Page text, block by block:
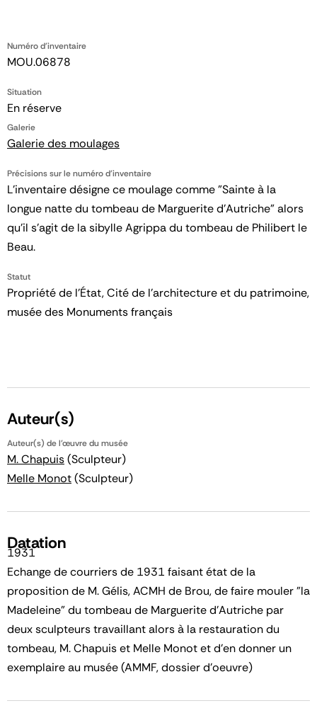
Numéro d'inventaire
MOU.06878
Situation
En réserve
Galerie
Galerie des moulages
Précisions sur le numéro d'inventaire
L'inventaire désigne ce moulage comme "Sainte à la
longue natte du tombeau de Marguerite d'Autriche" alors
qu'il s'agit de la sibylle Agrippa du tombeau de Philibert le
Beau.
Statut
Propriété de l’État, Cité de l’architecture et du patrimoine,
musée des Monuments français
Auteur(s)
Auteur(s) de l'œuvre du musée
M. Chapuis(Sculpteur)
Melle Monot(Sculpteur)
Datation
1931
Echange de courriers de 1931 faisant état de la
proposition de M. Gélis, ACMH de Brou, de faire mouler "la
Madeleine" du tombeau de Marguerite d'Autriche par
deux sculpteurs travaillant alors à la restauration du
tombeau, M. Chapuis et Melle Monot et d'en donner un
exemplaire au musée (AMMF, dossier d'oeuvre)